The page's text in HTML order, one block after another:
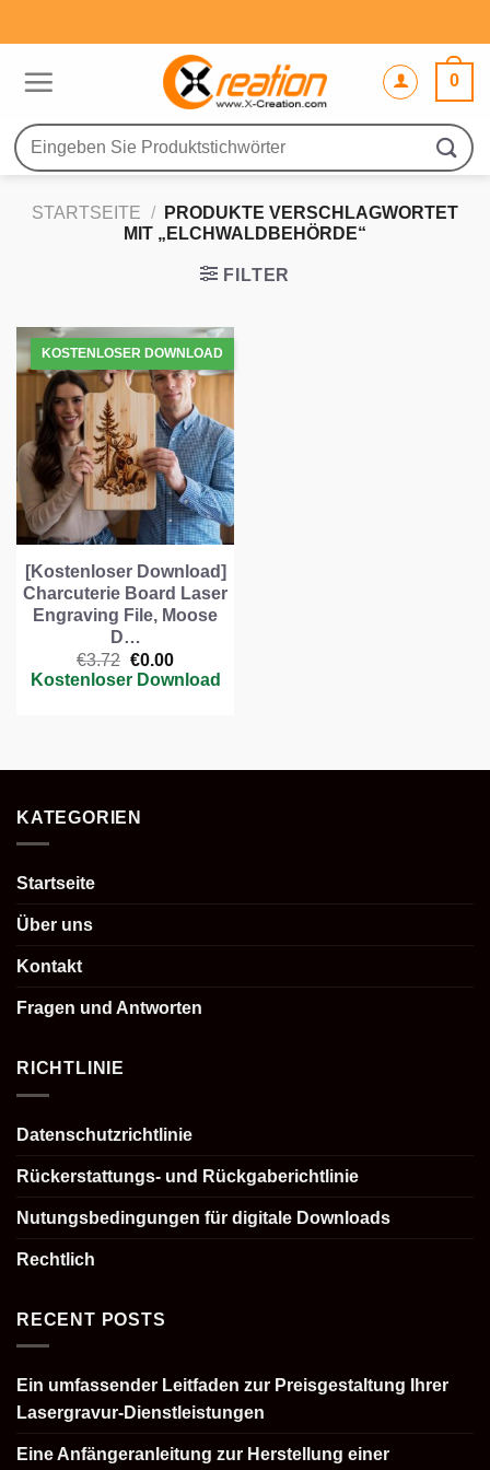
Inhalt
0
Suche
nach:
STARTSEITE /
PRODUKTE VERSCHLAGWORTET
MIT „ELCHWALDBEHÖRDE“
FILTER
[Kostenloser Download]
Charcuterie Board Laser
Engraving File, Moose
D…
€3.72 Ursprünglicher
Preis
€0.00Aktueller
Preis
Kostenloser Download
KATEGORIEN
Startseite
Über uns
Kontakt
Fragen und Antworten
RICHTLINIE
Datenschutzrichtlinie
Rückerstattungs- und Rückgaberichtlinie
Nutungsbedingungen für digitale Downloads
Rechtlich
RECENT POSTS
Ein umfassender Leitfaden zur Preisgestaltung Ihrer
Lasergravur-Dienstleistungen
Eine Anfängeranleitung zur Herstellung einer